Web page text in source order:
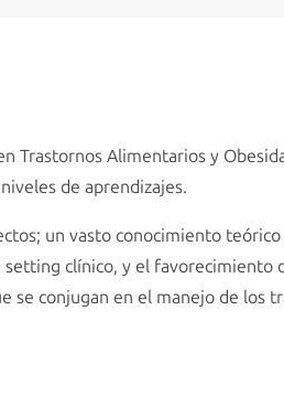
Trastornos Alimentarios y
de aprendizajes.
un vasto conocimiento
clínico, y el favorecimiento
se conjugan en el manejo de los